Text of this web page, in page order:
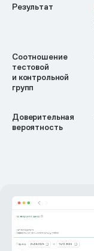
Результат
Соотношение
тестовой
и контрольной
групп
Доверительная
вероятность